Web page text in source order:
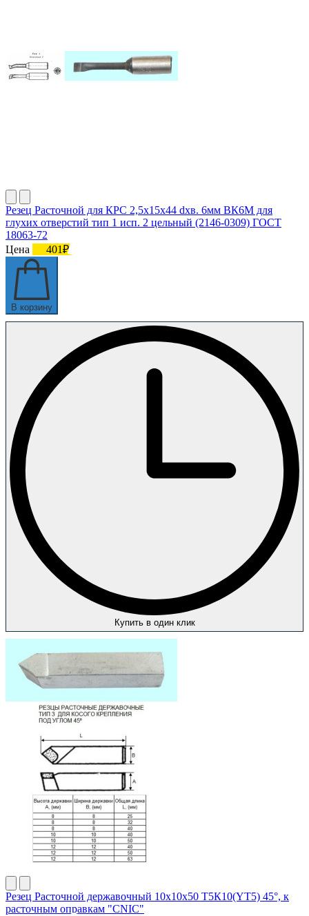
Резец Расточной для КРС 2,5х15х44 dхв. 6мм ВК6М для
глухих отверстий тип 1 исп. 2 цельный (2146-0309) ГОСТ
18063-72
Цена
401₽
В корзину
Купить в один клик
Резец Расточной державочный 10х10х50 Т5К10(YT5) 45°, к
расточным оправкам "CNIC"